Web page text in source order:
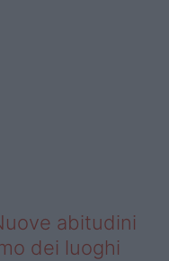
abitudini
dei luoghi